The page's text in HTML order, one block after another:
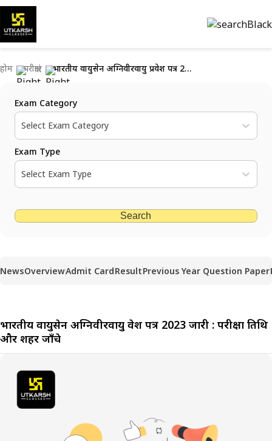
होम परीक्षाएं भारतीय वायुसेन अग्निवीरवायु प्रवेश पत्र 2023 जारी : परीक्षा तिथि और शहर जाँचे
Exam Category
Select Exam Category
Exam Type
Select Exam Type
Search
NewsOverviewAdmit CardResultPrevious Year Question Paper
भारतीय वायुसेन अग्निवीरवायु प्रवेश पत्र 2023 जारी : परीक्षा तिथि
और शहर जाँचे